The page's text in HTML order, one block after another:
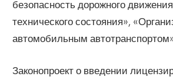
безопасность дорожного
технического состояния»,
автомобильным
Законопроект о введении